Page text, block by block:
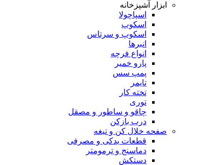
ابزار آشپزخانه
اسپاچولا
اسکوپ
اسکوپ و سرتاس
انبرها
انواع فرچه
پارو خمیر
پمپ سس
تایمر
تخته کار
توری
چاقو و ساطور و مصقل
درب بازکن
صفحه خلال کن و تیغه
قطعات یدکی و مصرفی
دماسنج و ترمومتر
دستکش